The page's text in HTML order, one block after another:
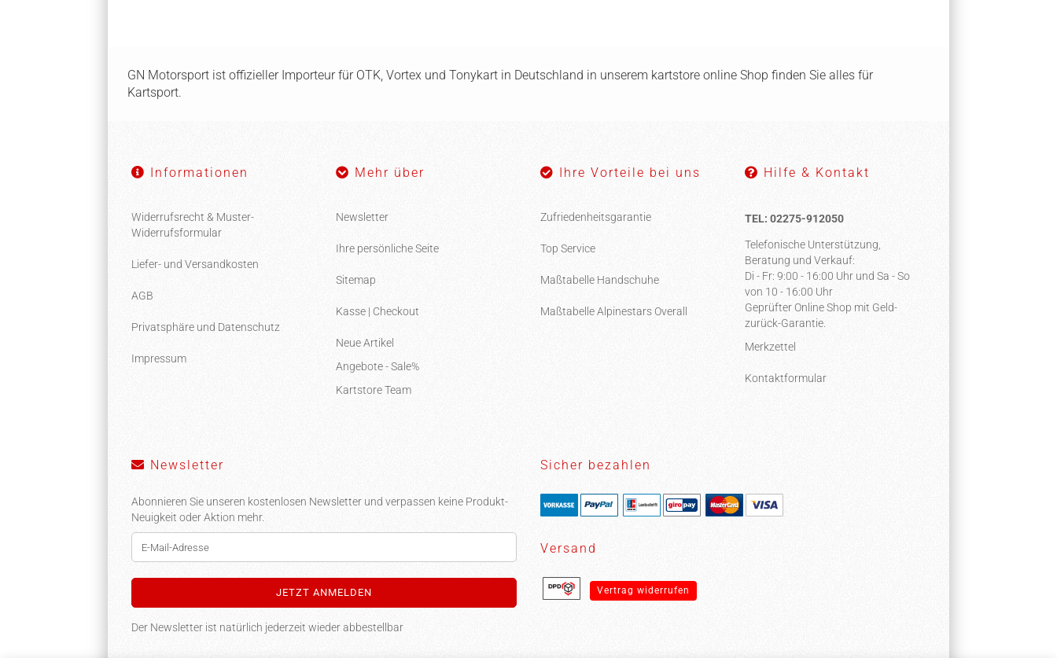
GN Motorsport ist offizieller Importeur für OTK, Vortex und Tonykart in Deutschland in unserem kartstore online Shop finden Sie alles für
Kartsport.
Informationen
Widerrufsrecht & Muster-
Widerrufsformular
Liefer- und Versandkosten
AGB
Privatsphäre und Datenschutz
Impressum
Mehr über
Newsletter
Ihre persönliche Seite
Sitemap
Kasse | Checkout
Neue Artikel
Angebote - Sale%
Kartstore Team
Ihre Vorteile bei uns
Zufriedenheitsgarantie
Top Service
Maßtabelle Handschuhe
Maßtabelle Alpinestars Overall
Hilfe & Kontakt
TEL: 02275-912050
Telefonische Unterstützung,
Beratung und Verkauf:
Di - Fr: 9:00 - 16:00 Uhr und Sa - So
von 10 - 16:00 Uhr
Geprüfter Online Shop mit Geld-
zurück-Garantie.
Merkzettel
Kontaktformular
Newsletter
Abonnieren Sie unseren kostenlosen Newsletter und verpassen keine Produkt-
Neuigkeit oder Aktion mehr.
Der Newsletter ist natürlich jederzeit wieder abbestellbar
Sicher bezahlen
Versand
Vertrag widerrufen